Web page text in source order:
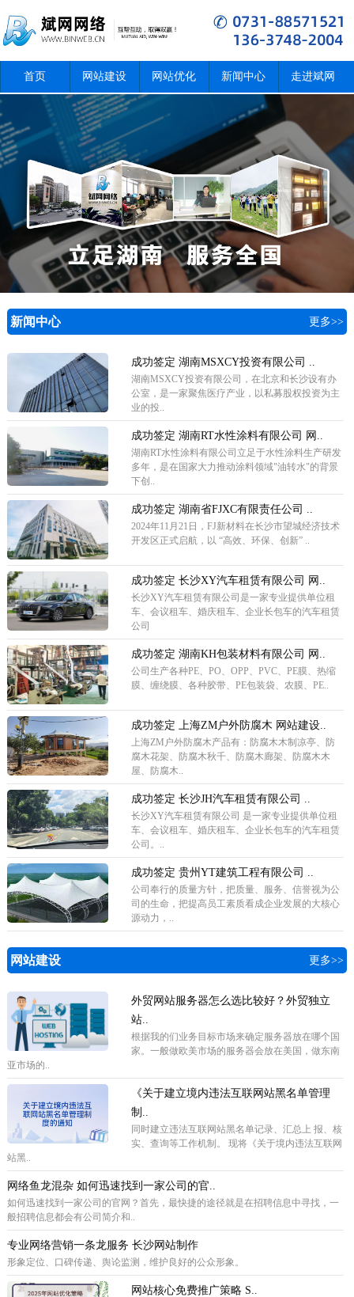
首页 网站建设 网站优化 新闻中心 走进斌网
新闻中心 更多>>
成功签定 湖南MSXCY投资有限公司 ..
湖南MSXCY投资有限公司，在北京和长沙设有办
公室，是一家聚焦医疗产业，以私募股权投资为主
业的投..
成功签定 湖南RT水性涂料有限公司 网..
湖南RT水性涂料有限公司立足于水性涂料生产研发
多年，是在国家大力推动涂料领域"油转水"的背景
下创..
成功签定 湖南省FJXC有限责任公司 ..
2024年11月21日，FJ新材料在长沙市望城经济技术
开发区正式启航，以 “高效、环保、创新” ..
成功签定 长沙XY汽车租赁有限公司 网..
长沙XY汽车租赁有限公司是一家专业提供单位租
车、会议租车、婚庆租车、企业长包车的汽车租赁
公司
成功签定 湖南KH包装材料有限公司 网..
公司生产各种PE、PO、OPP、PVC、PE膜、热缩
膜、缠绕膜、各种胶带、PE包装袋、农膜、PE..
成功签定 上海ZM户外防腐木 网站建设..
上海ZM户外防腐木产品有：防腐木木制凉亭、防
腐木花架、防腐木秋千、防腐木廊架、防腐木木
屋、防腐木..
成功签定 长沙JH汽车租赁有限公司 ..
长沙XY汽车租赁有限公司 是一家专业提供单位租
车、会议租车、婚庆租车、企业长包车的汽车租赁
公司。..
成功签定 贵州YT建筑工程有限公司 ..
公司奉行的质量方针，把质量、服务、信誉视为公
司的生命，把提高员工素质看成企业发展的大核心
源动力，..
网站建设 更多>>
外贸网站服务器怎么选比较好？外贸独立
站..
根据我的们业务目标市场来确定服务器放在哪个国
家。一般做欧美市场的服务器会放在美国，做东南
亚市场的..
《关于建立境内违法互联网站黑名单管理
制..
同时建立违法互联网站黑名单记录、汇总上 报、核
实、查询等工作机制。 现将《关于境内违法互联网
站黑..
网络鱼龙混杂 如何迅速找到一家公司的官..
如何迅速找到一家公司的官网？首先，最快捷的途径就是在招聘信息中寻找，一
般招聘信息都会有公司简介和..
专业网络营销一条龙服务 长沙网站制作
形象定位、口碑传递、舆论监测，维护良好的公众形象。
网站核心免费推广策略 ‌S..